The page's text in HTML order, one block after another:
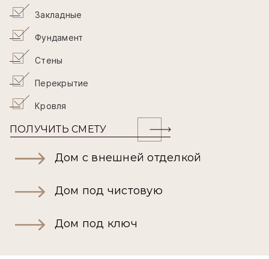
Закладные
Фундамент
Стены
Перекрытие
Кровля
ПОЛУЧИТЬ СМЕТУ
Дом с внешней отделкой
Дом под чистовую
Дом под ключ